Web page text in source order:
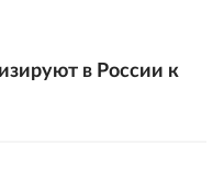
в России к